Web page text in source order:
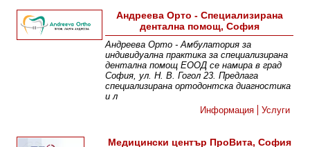
Андреева Орто - Специализирана
дентална помощ, София
Андреева Орто - Амбулатория за
индивидуална практика за специализирана
дентална помощ ЕООД се намира в град
София, ул. Н. В. Гогол 23. Предлага
специализирана ортодонтска диагностика
и л
Информация
Услуги
Медицински център ПроВита, София